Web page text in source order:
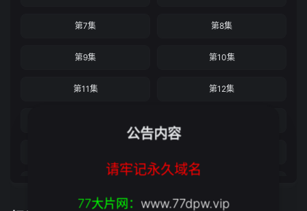
第7集 第8集
第9集 第10集
第11集 第12集
公告内容
请牢记永久域名
77大片网： www.77dpw.vip